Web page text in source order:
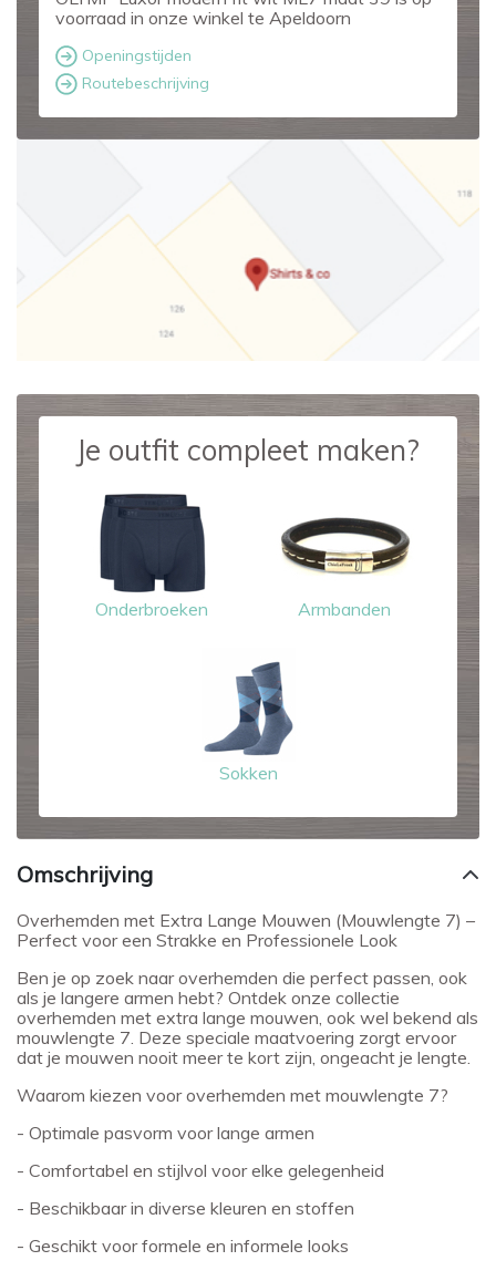
voorraad in onze winkel te Apeldoorn
Openingstijden
Routebeschrijving
Je outfit compleet maken?
Onderbroeken Armbanden
Sokken
Omschrijving
Overhemden met Extra Lange Mouwen (Mouwlengte 7) –
Perfect voor een Strakke en Professionele Look
Ben je op zoek naar overhemden die perfect passen, ook
als je langere armen hebt? Ontdek onze collectie
overhemden met extra lange mouwen, ook wel bekend als
mouwlengte 7. Deze speciale maatvoering zorgt ervoor
dat je mouwen nooit meer te kort zijn, ongeacht je lengte.
Waarom kiezen voor overhemden met mouwlengte 7?
- Optimale pasvorm voor lange armen
- Comfortabel en stijlvol voor elke gelegenheid
- Beschikbaar in diverse kleuren en stoffen
- Geschikt voor formele en informele looks